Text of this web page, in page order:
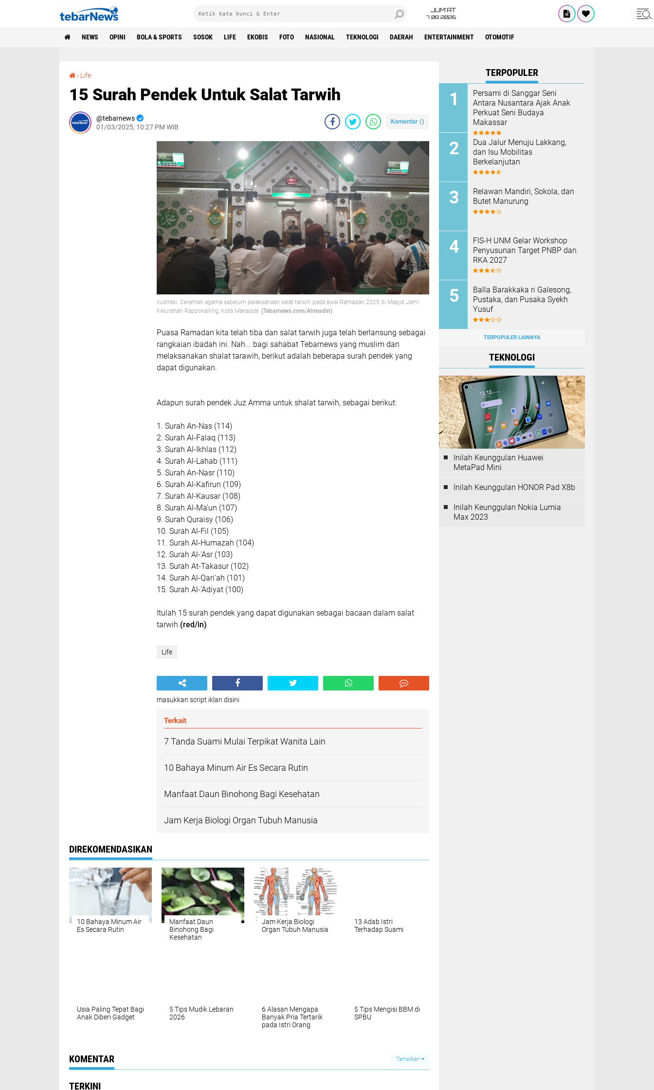
JUM'AT
7 08 2026
NEWS OPINI BOLA & SPORTS SOSOK LIFE EKOBIS FOTO NASIONAL TEKNOLOGI DAERAH ENTERTAINMENT OTOMOTIF
› Life
15 Surah Pendek Untuk Salat Tarwih
tebarnews
01/03/2025, 10:27 PM WIB
Komentar ()
Ilustrasi. Ceramah agama sebelum pelaksanaan salat tarwih pada awal Ramadan 2025 di Masjid Jami
Kelurahan Rappokalling, Kota Makassar. (Tebarnews.com/Ahmadin)
Puasa Ramadan kita telah tiba dan salat tarwih juga telah berlansung sebagai
rangkaian ibadah ini. Nah... bagi sahabat Tebarnews yang muslim dan
melaksanakan shalat tarawih, berikut adalah beberapa surah pendek yang
dapat digunakan.
Adapun surah pendek Juz Amma untuk shalat tarwih, sebagai berikut:
1. Surah An-Nas (114)
2. Surah Al-Falaq (113)
3. Surah Al-Ikhlas (112)
4. Surah Al-Lahab (111)
5. Surah An-Nasr (110)
6. Surah Al-Kafirun (109)
7. Surah Al-Kausar (108)
8. Surah Al-Ma'un (107)
9. Surah Quraisy (106)
10. Surah Al-Fil (105)
11. Surah Al-Humazah (104)
12. Surah Al-'Asr (103)
13. Surah At-Takasur (102)
14. Surah Al-Qari'ah (101)
15. Surah Al-'Adiyat (100)
Itulah 15 surah pendek yang dapat digunakan sebagai bacaan dalam salat
tarwih.(red/in)
Life
masukkan script iklan disini
Terkait
7 Tanda Suami Mulai Terpikat Wanita Lain
10 Bahaya Minum Air Es Secara Rutin
Manfaat Daun Binohong Bagi Kesehatan
Jam Kerja Biologi Organ Tubuh Manusia
DIREKOMENDASIKAN
10 Bahaya Minum Air
Es Secara Rutin
Manfaat Daun
Binohong Bagi
Kesehatan
Jam Kerja Biologi
Organ Tubuh Manusia
13 Adab Istri
Terhadap Suami
Usia Paling Tepat Bagi
Anak Diberi Gadget
5 Tips Mudik Lebaran
2026
6 Alasan Mengapa
Banyak Pria Tertarik
pada Istri Orang
5 Tips Mengisi BBM di
SPBU
KOMENTAR Tampilkan
TERKINI
TERPOPULER
Persami di Sanggar Seni
Antara Nusantara Ajak Anak
Perkuat Seni Budaya
Makassar
Dua Jalur Menuju Lakkang,
dan Isu Mobilitas
Berkelanjutan
Relawan Mandiri, Sokola, dan
Butet Manurung
FIS-H UNM Gelar Workshop
Penyusunan Target PNBP dan
RKA 2027
Balla Barakkaka ri Galesong,
Pustaka, dan Pusaka Syekh
Yusuf
TERPOPULER LAINNYA
TEKNOLOGI
Inilah Keunggulan Huawei
MetaPad Mini
Inilah Keunggulan HONOR Pad X8b
Inilah Keunggulan Nokia Lumia
Max 2023